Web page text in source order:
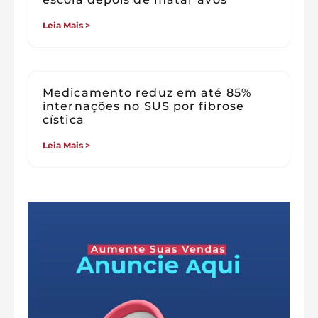
Leia Mais >
Medicamento reduz em até 85%
internações no SUS por fibrose
cística
Leia Mais >